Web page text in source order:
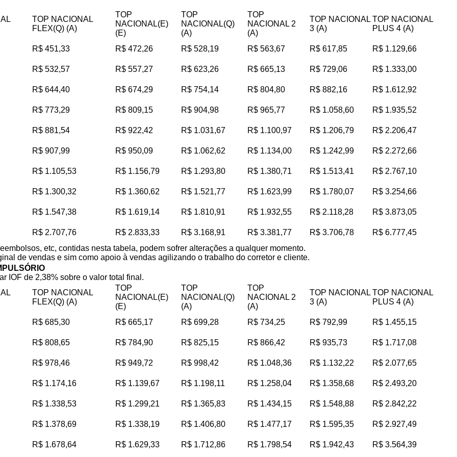
TOP NACIONAL
FLEX(Q) (A)
TOP
NACIONAL(E)
(E)
TOP
NACIONAL(Q)
(A)
TOP
NACIONAL 2
(A)
TOP NACIONAL
3 (A)
TOP NACIONAL
PLUS 4 (A)
R$ 451,33 R$ 472,26 R$ 528,19 R$ 563,67 R$ 617,85 R$ 1.129,66
R$ 532,57 R$ 557,27 R$ 623,26 R$ 665,13 R$ 729,06 R$ 1.333,00
R$ 644,40 R$ 674,29 R$ 754,14 R$ 804,80 R$ 882,16 R$ 1.612,92
R$ 773,29 R$ 809,15 R$ 904,98 R$ 965,77 R$ 1.058,60 R$ 1.935,52
R$ 881,54 R$ 922,42 R$ 1.031,67 R$ 1.100,97 R$ 1.206,79 R$ 2.206,47
R$ 907,99 R$ 950,09 R$ 1.062,62 R$ 1.134,00 R$ 1.242,99 R$ 2.272,66
R$ 1.105,53 R$ 1.156,79 R$ 1.293,80 R$ 1.380,71 R$ 1.513,41 R$ 2.767,10
R$ 1.300,32 R$ 1.360,62 R$ 1.521,77 R$ 1.623,99 R$ 1.780,07 R$ 3.254,66
R$ 1.547,38 R$ 1.619,14 R$ 1.810,91 R$ 1.932,55 R$ 2.118,28 R$ 3.873,05
R$ 2.707,76 R$ 2.833,33 R$ 3.168,91 R$ 3.381,77 R$ 3.706,78
R$ 6.777,45
etc, contidas nesta tabela, podem sofrer alterações a qualquer momento.
de vendas e sim como apoio à vendas agilizando o trabalho do corretor e cliente.
IOF de 2,38% sobre o valor total final.
TOP NACIONAL
FLEX(Q) (A)
TOP
NACIONAL(E)
(E)
TOP
NACIONAL(Q)
(A)
TOP
NACIONAL 2
(A)
TOP NACIONAL
3 (A)
TOP NACIONAL
PLUS 4 (A)
R$ 685,30 R$ 665,17 R$ 699,28 R$ 734,25 R$ 792,99 R$ 1.455,15
R$ 808,65 R$ 784,90 R$ 825,15 R$ 866,42 R$ 935,73 R$ 1.717,08
R$ 978,46 R$ 949,72 R$ 998,42 R$ 1.048,36 R$ 1.132,22 R$ 2.077,65
R$ 1.174,16 R$ 1.139,67 R$ 1.198,11 R$ 1.258,04 R$ 1.358,68 R$ 2.493,20
R$ 1.338,53 R$ 1.299,21 R$ 1.365,83 R$ 1.434,15 R$ 1.548,88 R$ 2.842,22
R$ 1.378,69 R$ 1.338,19 R$ 1.406,80 R$ 1.477,17 R$ 1.595,35 R$ 2.927,49
R$ 1.678,64 R$ 1.629,33 R$ 1.712,86 R$ 1.798,54 R$ 1.942,43 R$ 3.564,39